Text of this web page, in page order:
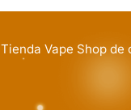
Tienda Vape Shop